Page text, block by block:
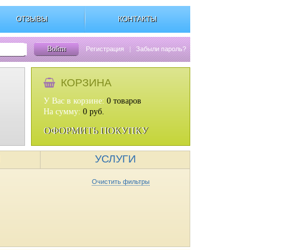
ОТЗЫВЫ КОНТАКТЫ
Войти Регистрация | Забыли пароль?
КОРЗИНА
У Вас в корзине: 0 товаров
На сумму: 0 руб.
ОФОРМИТЬ ПОКУПКУ
УСЛУГИ
Очистить фильтры